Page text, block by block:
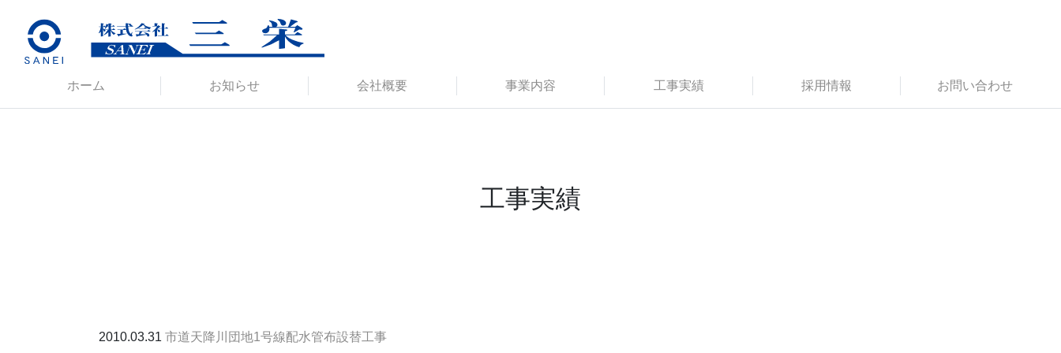
ホーム お知らせ 会社概要 事業内容 工事実績 採用情報 お問い合わせ
工事実績
2010.03.31 市道天降川団地1号線配水管布設替工事